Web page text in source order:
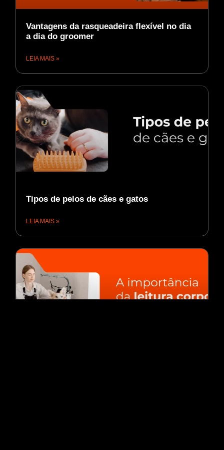
Vantagens da rasqueadeira flexível no dia
a dia do groomer
LEIA MAIS »
Tipos de pelos de cães e gatos
LEIA MAIS »